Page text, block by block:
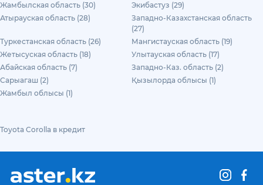
Жамбылская область (30)
Экибастуз (29)
Атырауская область (28)
Западно-Казахстанская область
(27)
Туркестанская область (26)
Мангистауская область (19)
Жетысуская область (18)
Улытауская область (17)
Абайская область (7)
Западно-Каз. область (2)
Сарыагаш (2)
Қызылорда облысы (1)
Жамбыл облысы (1)
Toyota Corolla в кредит